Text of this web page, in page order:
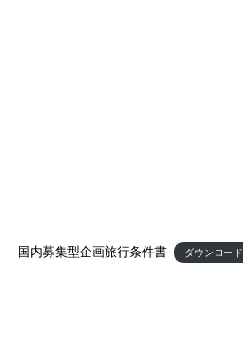
国内募集型企画旅行条件書 ダウンロード